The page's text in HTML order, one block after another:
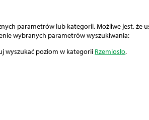
parametrów lub kategorii. Możliwe jest, że
wybranych parametrów wyszukiwania:
wyszukać poziom w kategorii Rzemiosło.